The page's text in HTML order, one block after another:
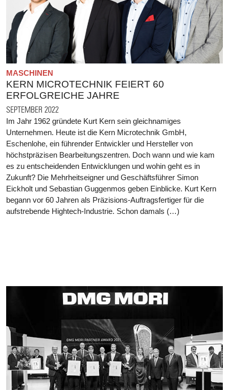
MASCHINEN
KERN MICROTECHNIK FEIERT 60
ERFOLGREICHE JAHRE
SEPTEMBER 2022
Im Jahr 1962 gründete Kurt Kern sein gleichnamiges
Unternehmen. Heute ist die Kern Microtechnik GmbH,
Eschenlohe, ein führender Entwickler und Hersteller von
höchstpräzisen Bearbeitungszentren. Doch wann und wie kam
es zu entscheidenden Entwicklungen und wohin geht es in
Zukunft? Die Mehrheitseigner und Geschäftsführer Simon
Eickholt und Sebastian Guggenmos geben Einblicke. Kurt Kern
begann vor 60 Jahren als Präzisions-Auftragsfertiger für die
aufstrebende Hightech-Industrie. Schon damals (…)